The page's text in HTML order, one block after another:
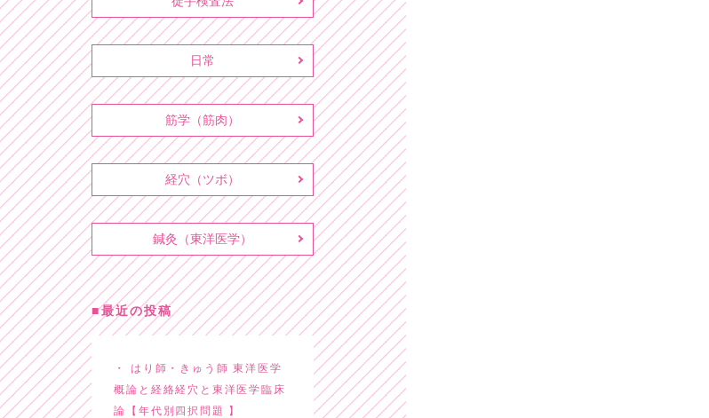
日常
筋学（筋肉）
経穴（ツボ）
鍼灸（東洋医学）
最近の投稿
はり師・きゅう師 東洋医学
概論と経絡経穴と東洋医学臨床
論【年代別四択問題 】